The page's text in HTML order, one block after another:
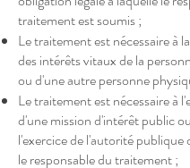
traitement est soumis ;
Le traitement est nécessaire à
des intérêts vitaux de la
ou d'une autre personne
Le traitement est nécessaire à
d'une mission d'intérêt public
l'exercice de l'autorité publique
le responsable du traitement ;